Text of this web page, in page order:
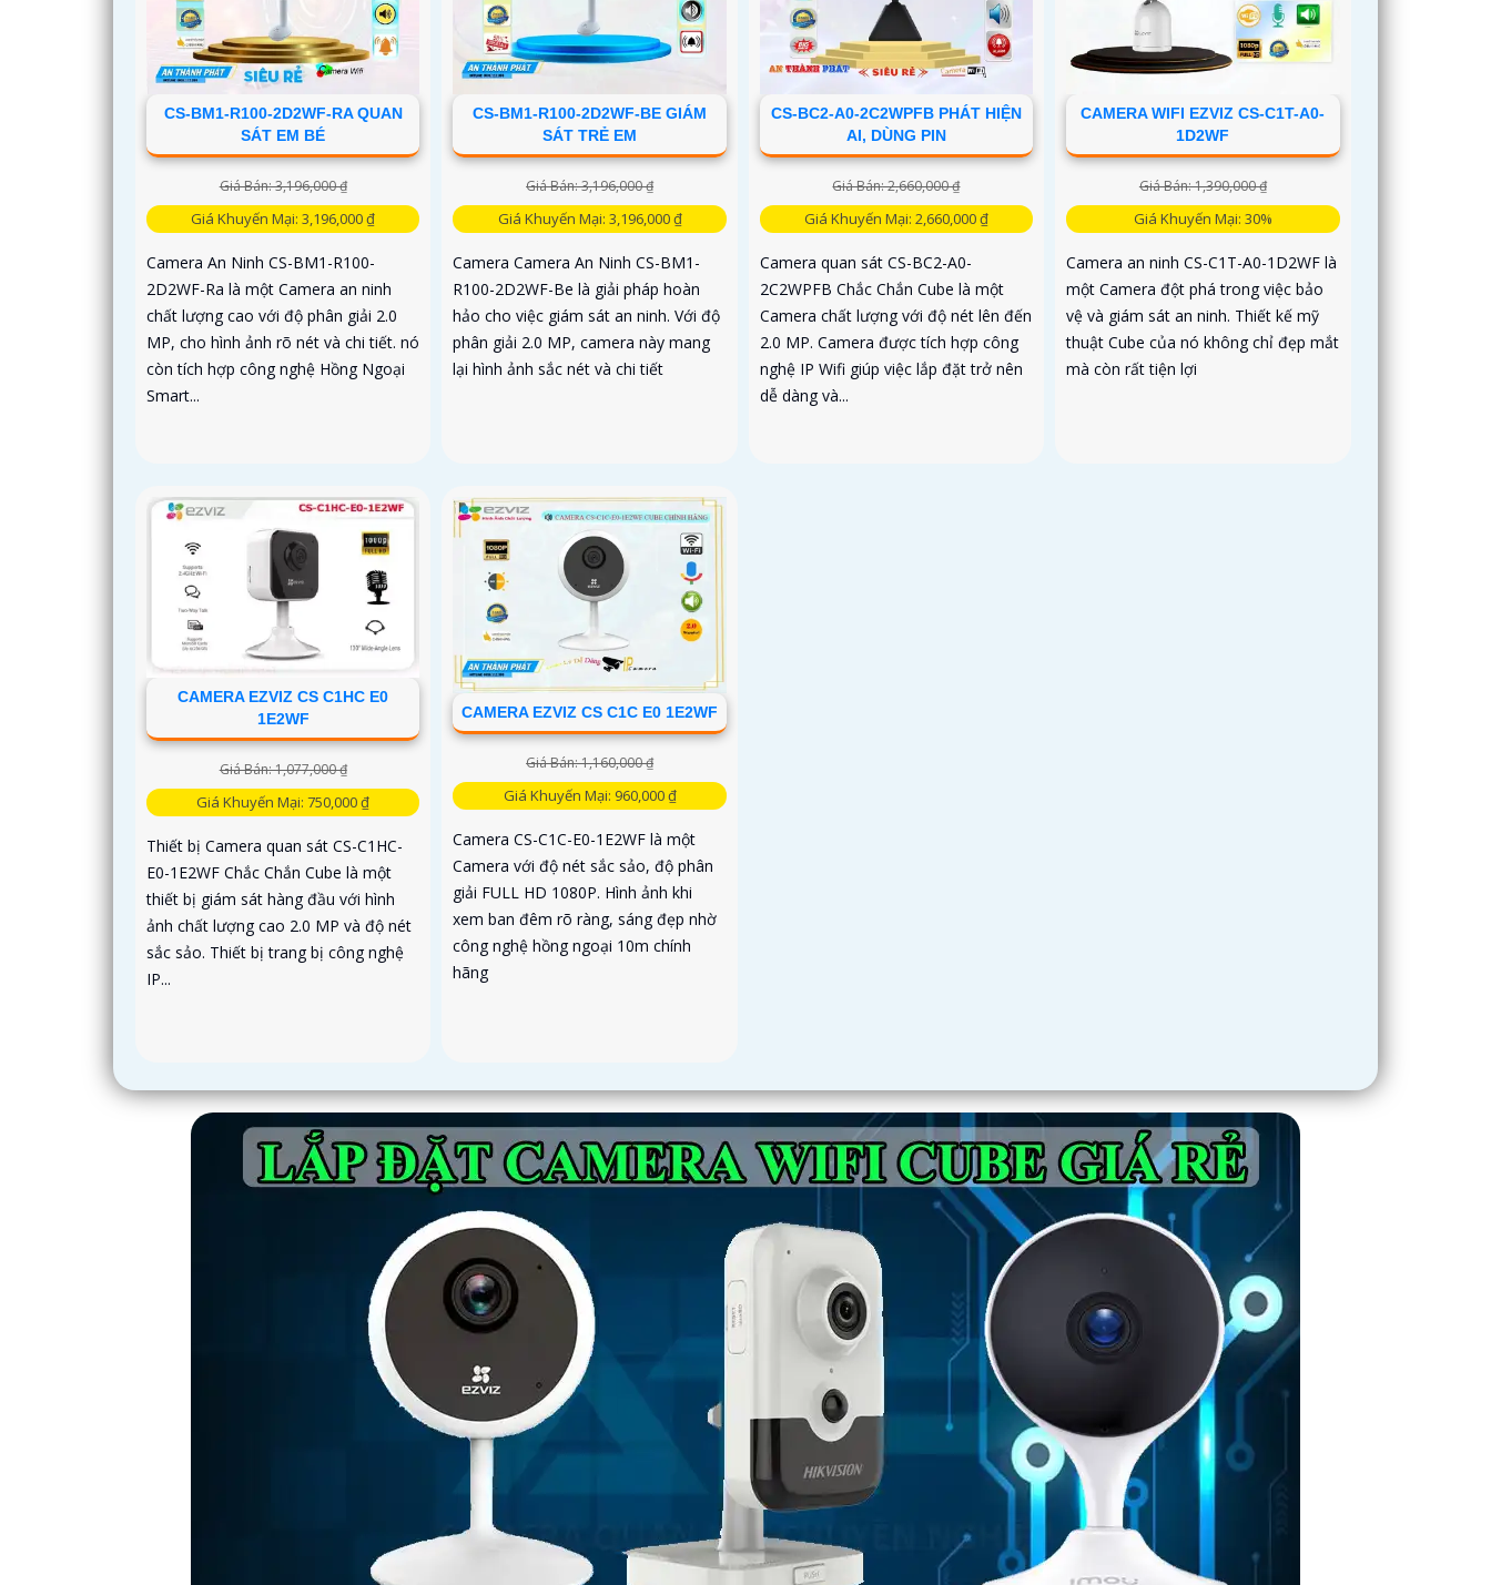
CS-BM1-R100-2D2WF-RA QUAN
SÁT EM BÉ
Giá Bán: 3,196,000 ₫
Giá Khuyến Mại: 3,196,000 ₫
Camera An Ninh CS-BM1-R100-
2D2WF-Ra là một Camera an ninh
chất lượng cao với độ phân giải 2.0
MP, cho hình ảnh rõ nét và chi tiết. nó
còn tích hợp công nghệ Hồng Ngoại
Smart...
CS-BM1-R100-2D2WF-BE GIÁM
SÁT TRẺ EM
Giá Bán: 3,196,000 ₫
Giá Khuyến Mại: 3,196,000 ₫
Camera Camera An Ninh CS-BM1-
R100-2D2WF-Be là giải pháp hoàn
hảo cho việc giám sát an ninh. Với độ
phân giải 2.0 MP, camera này mang
lại hình ảnh sắc nét và chi tiết
CS-BC2-A0-2C2WPFB PHÁT HIỆN
AI, DÙNG PIN
Giá Bán: 2,660,000 ₫
Giá Khuyến Mại: 2,660,000 ₫
Camera quan sát CS-BC2-A0-
2C2WPFB Chắc Chắn Cube là một
Camera chất lượng với độ nét lên đến
2.0 MP. Camera được tích hợp công
nghệ IP Wifi giúp việc lắp đặt trở nên
dễ dàng và...
CAMERA WIFI EZVIZ CS-C1T-A0-
1D2WF
Giá Bán: 1,390,000 ₫
Giá Khuyến Mại: 30%
Camera an ninh CS-C1T-A0-1D2WF là
một Camera đột phá trong việc bảo
vệ và giám sát an ninh. Thiết kế mỹ
thuật Cube của nó không chỉ đẹp mắt
mà còn rất tiện lợi
CAMERA EZVIZ CS C1HC E0
1E2WF
Giá Bán: 1,077,000 ₫
Giá Khuyến Mại: 750,000 ₫
Thiết bị Camera quan sát CS-C1HC-
E0-1E2WF Chắc Chắn Cube là một
thiết bị giám sát hàng đầu với hình
ảnh chất lượng cao 2.0 MP và độ nét
sắc sảo. Thiết bị trang bị công nghệ
IP...
CAMERA EZVIZ CS C1C E0 1E2WF
Giá Bán: 1,160,000 ₫
Giá Khuyến Mại: 960,000 ₫
Camera CS-C1C-E0-1E2WF là một
Camera với độ nét sắc sảo, độ phân
giải FULL HD 1080P. Hình ảnh khi
xem ban đêm rõ ràng, sáng đẹp nhờ
công nghệ hồng ngoại 10m chính
hãng